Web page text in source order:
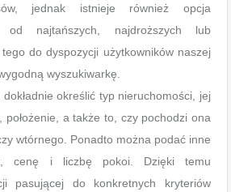
jednak istnieje również opcja
od najtańszych, najdroższych lub
do dyspozycji użytkowników naszej
wyszukiwarkę.
określić typ nieruchomości, jej
położenie, a także to, czy pochodzi ona
wtórnego. Ponadto można podać inne
cenę i liczbę pokoi. Dzięki temu
pasującej do konkretnych kryteriów